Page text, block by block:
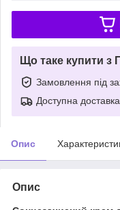
Що таке купити з
Замовлення під
Доступна доставка
Опис
Опис